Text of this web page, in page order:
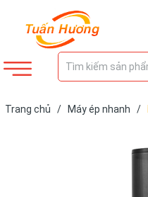
Trang chủ / Máy ép nhanh /